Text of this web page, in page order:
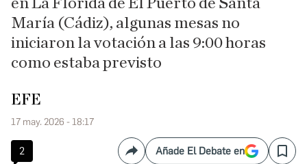
en La Florida de El Puerto de Santa
María (Cádiz), algunas mesas no
iniciaron la votación a las 9:00 horas
como estaba previsto
EFE
17 may. 2026 - 18:17
2 CompartirAñade El Debate en Save